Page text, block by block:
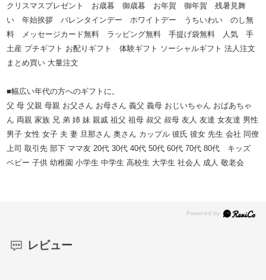
クリスマスプレゼント お歳暮 御歳暮 お年賀 御年賀 残暑見舞
い 年始挨拶 バレンタインデー ホワイトデー うちいわい のし無
料 メッセージカード無料 ラッピング無料 手提げ袋無料 人気 手
土産 プチギフト お配りギフト 体験ギフト ソーシャルギフト 法人注文
まとめ買い 大量注文
■幅広い年代の方へのギフトに。
父 母 父親 母親 お父さん お母さん 義父 義母 おじいちゃん おばあちゃ
ん 両親 家族 兄 弟 姉 妹 親戚 祖父 祖母 叔父 叔母 友人 友達 女友達 男性
男子 女性 女子 夫 妻 旦那さん 奥さん カップル 彼氏 彼女 先生 会社 同僚
上司 取引先 部下 ママ友 20代 30代 40代 50代 60代 70代 80代 キッズ
ベビー 子供 幼稚園 小学生 中学生 高校生 大学生 社会人 成人 敬老会
レビュー